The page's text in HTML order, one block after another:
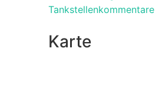
Tankstellenkommentare
Karte